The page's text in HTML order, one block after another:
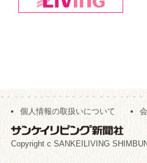
個人情報の取扱いについて
Copyright c SANKEILIVING